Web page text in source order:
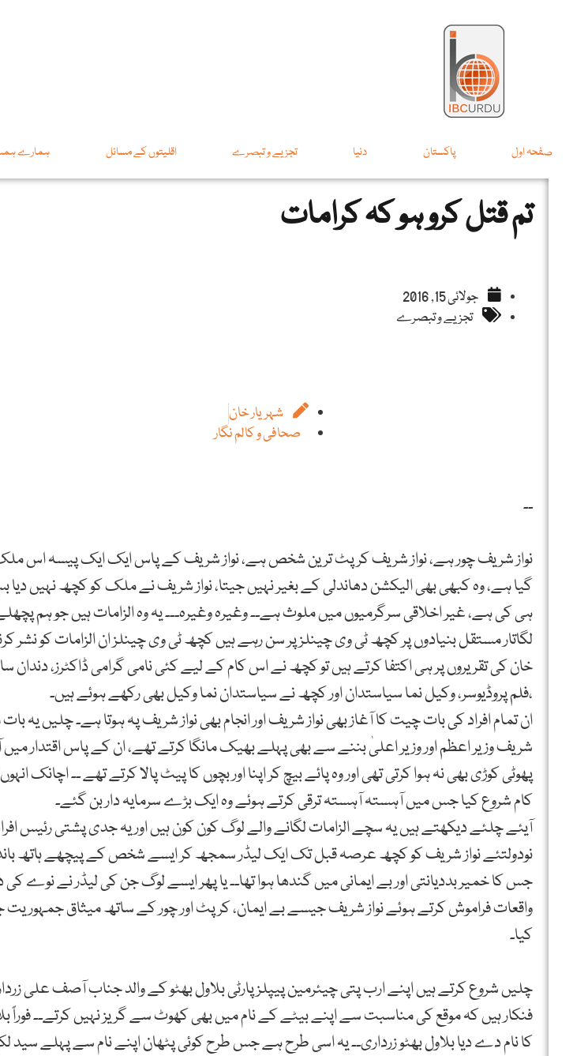
صفحہ اول پاکستان دنیا تجزیے و تبصرے اقلیتوں کے مسائل ہمارے
تم قتل کرو ہو کہ کرامات
جولائی 15, 2016
تجزیے و تبصرے
شہریار خان
صحافی و کالم نگار
۔۔
نواز شریف چور ہے، نواز شریف کرپٹ ترین شخص ہے، نواز شریف کے پاس ایک ایک پیسہ اس
گیا ہے، وہ کبھی بھی الیکشن دھاندلی کے بغیر نہیں جیتا، نواز شریف نے ملک کو کچھ نہیں
ہی کی ہے، غیر اخلاقی سرگرمیوں میں ملوث ہے۔۔ وغیرہ وغیرہ۔۔۔ یہ وہ الزامات ہیں جو ہم
لگاتار مستقل بنیادوں پر کچھ ٹی وی چینلز پر سن رہے ہیں کچھ ٹی وی چینلز ان الزامات کو نشر
خان کی تقریروں پر ہی اکتفا کرتے ہیں تو کچھ نے اس کام کے لیے کئی نامی گرامی ڈاکٹرز، دندان
،فلم پروڈیوسر، وکیل نما سیاستدان اور کچھ نے سیاستدان نما وکیل بھی رکھے ہوئے ہیں۔
ان تمام افراد کی بات چیت کا آغاز بھی نواز شریف اور انجام بھی نواز شریف پہ ہوتا ہے۔ چلیں یہ بات
شریف وزیر اعظم اور وزیر اعلیٰ بننے سے بھی پہلے بھیک مانگا کرتے تھے، ان کے پاس اقتدار
پھوٹی کوڑی بھی نہ ہوا کرتی تھی اور وہ پائے بیچ کر اپنا اور بچوں کا پیٹ پالا کرتے تھے ۔۔ اچانک
کام شروع کیا جس میں آہستہ آہستہ ترقی کرتے ہوئے وہ ایک بڑے سرمایہ دار بن گئے۔
آیئے چلئے دیکھتے ہیں یہ سچے الزامات لگانے والے لوگ کون کون ہیں اور یہ جدی پشتی رئیس
نودولتئے نواز شریف کو کچھ عرصہ قبل تک ایک لیڈر سمجھ کر ایسے شخص کے پیچھے ہاتھ
جس کا خمیر بددیانتی اور بے ایمانی میں گندھا ہوا تھا۔۔ یا پھر ایسے لوگ جن کی لیڈر نے نوے کی
واقعات فراموش کرتے ہوئے نواز شریف جیسے بے ایمان، کرپٹ اور چور کے ساتھ میثاق جمہوریت
کیا۔
چلیں شروع کرتے ہیں اپنے ارب پتی چیئرمین پیپلز پارٹی بلاول بھٹو کے والد جناب آصف علی
فنکار ہیں کہ موقع کی مناسبت سے اپنے بیٹے کے نام میں بھی کھوٹ سے گریز نہیں کرتے۔۔ فوراً
کا نام دے دیا بلاول بھٹو زرداری۔۔ یہ اسی طرح ہے جس طرح کوئی پٹھان اپنے نام سے پہلے سید